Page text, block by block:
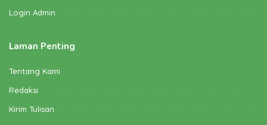
Login Admin
Laman Penting
Tentang Kami
Redaksi
Kirim Tulisan